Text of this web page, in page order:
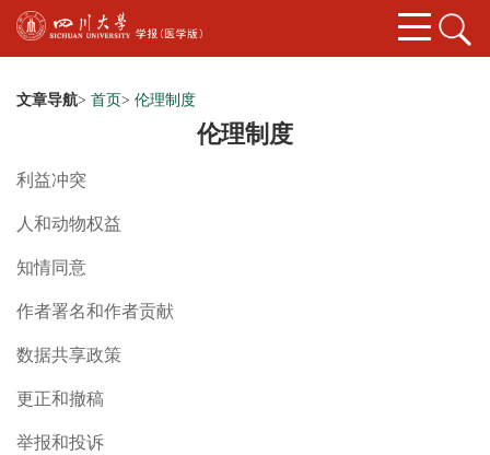
文章导航> 首页> 伦理制度
伦理制度
利益冲突
人和动物权益
知情同意
作者署名和作者贡献
数据共享政策
更正和撤稿
举报和投诉